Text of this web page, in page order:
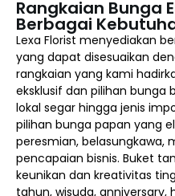
Rangkaian Bunga
Berbagai
Lexa Florist menyediakan
yang dapat disesuaikan
rangkaian yang kami
eksklusif dan pilihan bunga
lokal segar hingga jenis
pilihan bunga papan yang
peresmian, belasungkawa,
pencapaian bisnis. Buket
keunikan dan kreativitas
tahun, wisuda,